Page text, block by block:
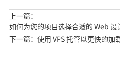
上一篇：
如何为您的项目选择合适的 Web 设
下一篇：使用 VPS 托管以更快的加